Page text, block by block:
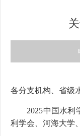
各分支机构、省级
2025中国水
利学会、河海大学